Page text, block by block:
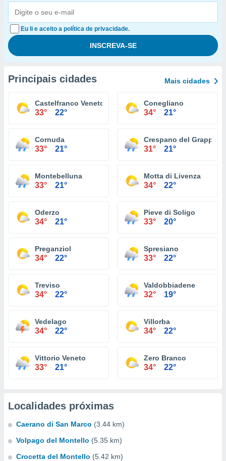
Eu li e aceito a política de privacidade.
Principais cidades Mais cidades
Castelfranco Veneto
33° 22°
Conegliano
34° 21°
Cornuda
33° 21°
Crespano del Grappa
31° 21°
Montebelluna
33° 21°
Motta di Livenza
34° 22°
Oderzo
34° 21°
Pieve di Soligo
33° 20°
Preganziol
34° 22°
Spresiano
33° 22°
Treviso
34° 22°
Valdobbiadene
32° 19°
Vedelago
34° 22°
Villorba
34° 22°
Vittorio Veneto
33° 21°
Zero Branco
34° 22°
Localidades próximas
Caerano di San Marco (3.44 km)
Volpago del Montello (5.35 km)
Crocetta del Montello (5.42 km)